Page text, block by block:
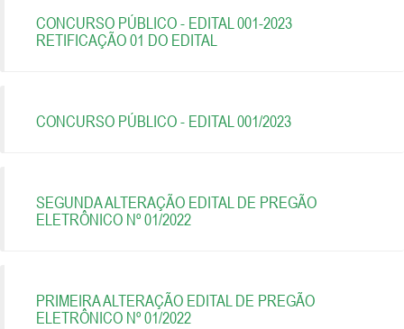
CONCURSO PÚBLICO - EDITAL 001-2023
RETIFICAÇÃO 01 DO EDITAL
CONCURSO PÚBLICO - EDITAL 001/2023
SEGUNDA ALTERAÇÃO EDITAL DE PREGÃO
ELETRÔNICO Nº 01/2022
PRIMEIRA ALTERAÇÃO EDITAL DE PREGÃO
ELETRÔNICO Nº 01/2022